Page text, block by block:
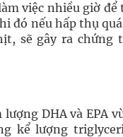
việc nhiều giờ để
đó nếu hấp thụ
sẽ gây ra chứng
DHA và EPA
kể lượng